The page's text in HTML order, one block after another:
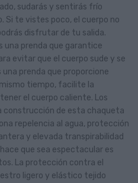
sudarás y sentirás frío
Si te vistes poco, el cuerpo no
disfrutar de tu salida.
una prenda que garantice
evitar que el cuerpo sude y se
prenda que proporcione
tiempo, facilite la
el cuerpo caliente. Los
construcción de esta chaqueta
repelencia al agua, protección
y elevada transpirabilidad
que sea espectacular es
La protección contra el
ligero y elástico tejido